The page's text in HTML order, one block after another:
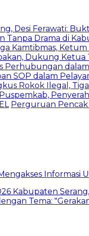
Desi Ferawati:
Tanpa Drama di
Kamtibmas,
Dukung Ketua
Perhubungan
SOP dalam
Rokok Ilegal,
Perguruan
Informasi